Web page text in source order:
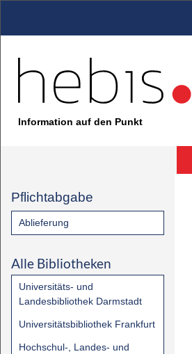
Information auf den Punkt
Pflichtabgabe
Ablieferung
Alle Bibliotheken
Universitäts- und
Landesbibliothek Darmstadt
Universitätsbibliothek Frankfurt
Hochschul-, Landes- und